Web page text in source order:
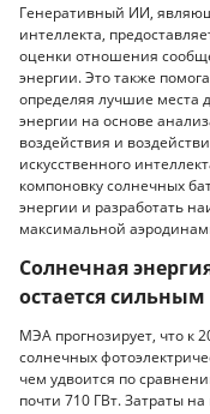
Генеративный ИИ,
интеллекта,
оценки отношения
энергии. Это также
определяя лучшие места
энергии на основе
воздействия и
искусственного
компоновку солнечных
энергии и разработать
максимальной
Солнечная
остается сильным
МЭА прогнозирует, что к
солнечных
чем удвоится по
почти 710 ГВт. Затраты